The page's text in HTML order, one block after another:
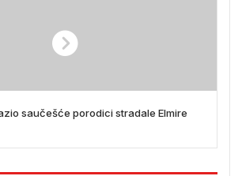
saučešće porodici stradale Elmire